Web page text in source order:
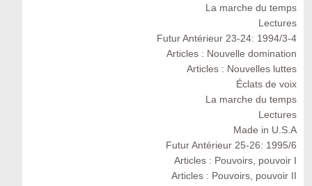
La marche du temps
Lectures
Futur Antérieur 23-24: 1994/3-4
Articles : Nouvelle domination
Articles : Nouvelles luttes
Éclats de voix
La marche du temps
Lectures
Made in U.S.A
Futur Antérieur 25-26: 1995/6
Articles : Pouvoirs, pouvoir I
Articles : Pouvoirs, pouvoir II